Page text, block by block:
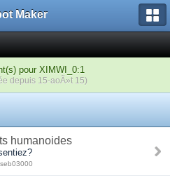
Maker
pour XIMWI_0:1
depuis 15-aoÃ»t 15)
humanoides